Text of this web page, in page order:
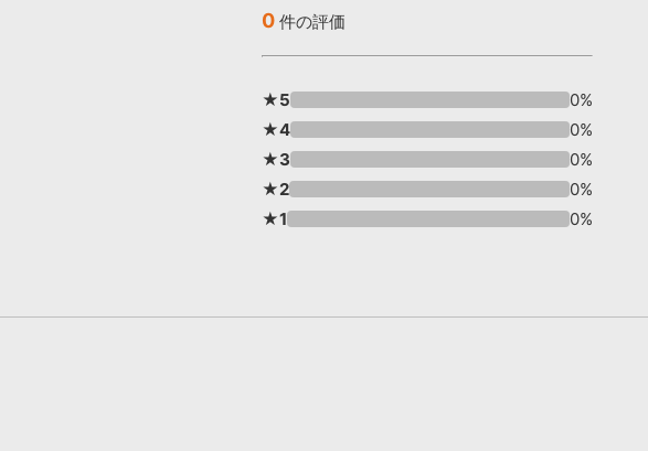
0 件の評価
★5
0%
★4
0%
★3
0%
★2
0%
★1
0%